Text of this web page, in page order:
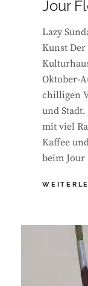
Jour
Lazy
Kunst
Oktober-
chilligen
und
mit viel
Kaffee
beim